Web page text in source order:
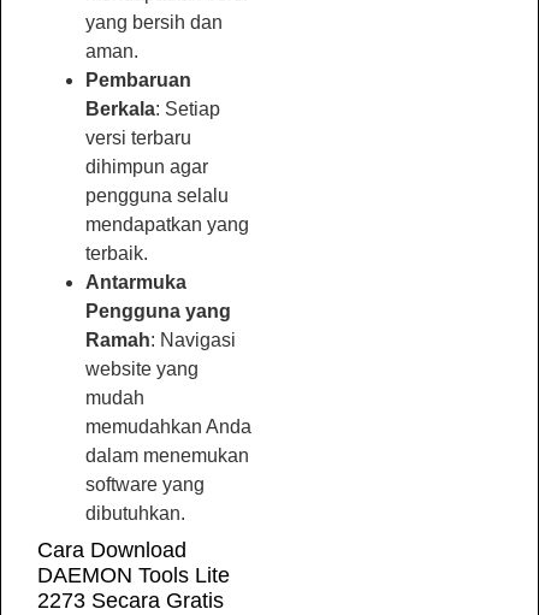
yang bersih dan
aman.
Pembaruan
Berkala: Setiap
versi terbaru
dihimpun agar
pengguna selalu
mendapatkan yang
terbaik.
Antarmuka
Pengguna yang
Ramah: Navigasi
website yang
mudah
memudahkan Anda
dalam menemukan
software yang
dibutuhkan.
Cara Download
DAEMON Tools Lite
2273 Secara Gratis